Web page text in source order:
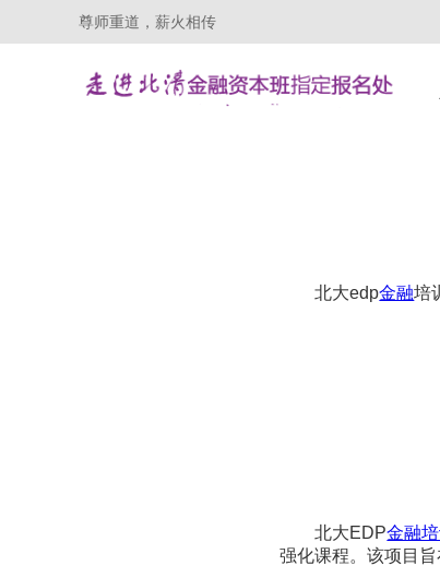
尊师重道，薪火相传
北大edp金融培
北大EDP金融培
强化课程。该项目